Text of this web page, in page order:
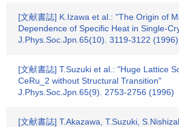
[文献書誌] K.Izawa et al.: "The Origin of
Dependence of Specific Heat in Single-
J.Phys.Soc.Jpn.65(10). 3119-3122 (1996)
[文献書誌] T.Suzuki et al.: "Huge Lattice
CeRu_2 without Structural Transition"
J.Phys.Soc.Jpn.65(9). 2753-2756 (1996)
[文献書誌] T.Akazawa, T.Suzuki,